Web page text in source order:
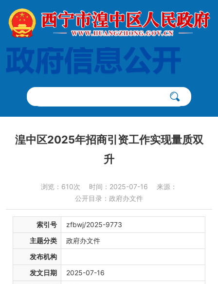
湟中区2025年招商引资工作实现量质双
升
浏览：610次 时间：2025-07-16
来源：
公开目录：政府办文件
索引号
zfbwj/2025-9773
主题分类
政府办文件
发布机构
发文日期
2025-07-16